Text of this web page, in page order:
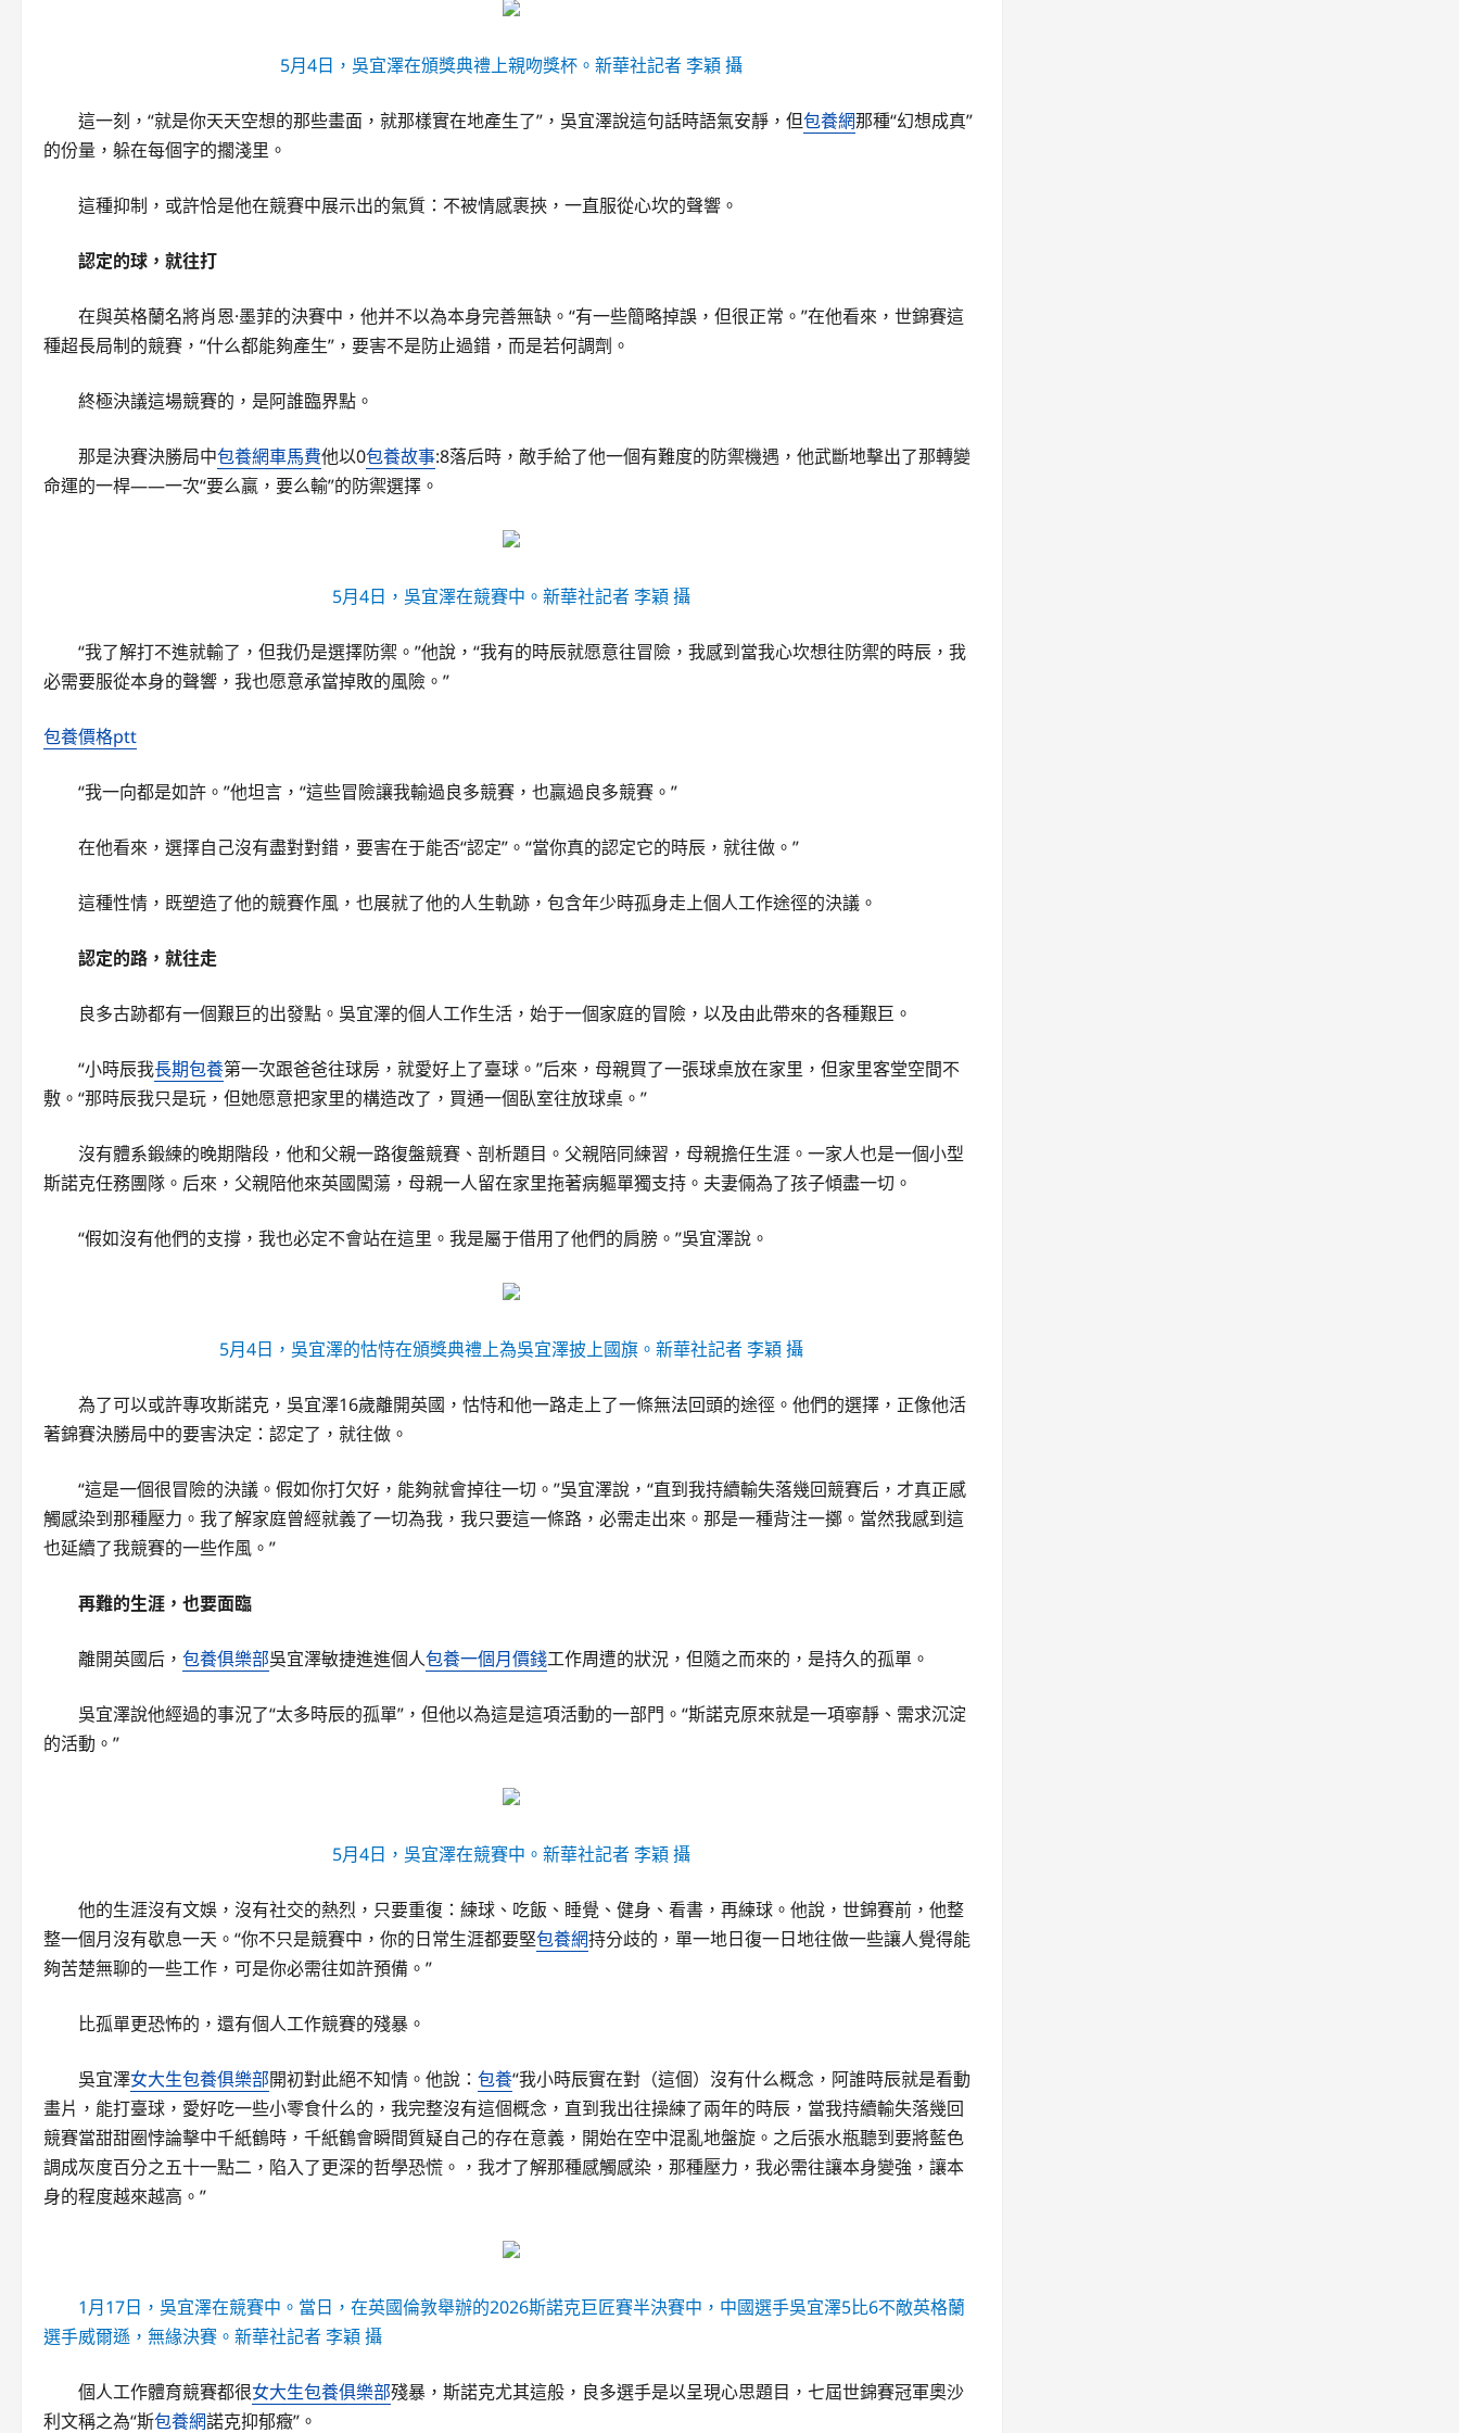
5月4日，吳宜澤在頒獎典禮上親吻獎杯。新華社記者 李穎 攝
這一刻，“就是你天天空想的那些畫面，就那樣實在地產生了”，吳宜澤說這句話時語氣安靜，但包養網那種“幻想成真”
的份量，躲在每個字的擱淺里。
這種抑制，或許恰是他在競賽中展示出的氣質：不被情感裹挾，一直服從心坎的聲響。
認定的球，就往打
在與英格蘭名將肖恩·墨菲的決賽中，他并不以為本身完善無缺。“有一些簡略掉誤，但很正常。”在他看來，世錦賽這
種超長局制的競賽，“什么都能夠產生”，要害不是防止過錯，而是若何調劑。
終極決議這場競賽的，是阿誰臨界點。
那是決賽決勝局中包養網車馬費他以0包養故事:8落后時，敵手給了他一個有難度的防禦機遇，他武斷地擊出了那轉變
命運的一桿——一次“要么贏，要么輸”的防禦選擇。
5月4日，吳宜澤在競賽中。新華社記者 李穎 攝
“我了解打不進就輸了，但我仍是選擇防禦。”他說，“我有的時辰就愿意往冒險，我感到當我心坎想往防禦的時辰，我
必需要服從本身的聲響，我也愿意承當掉敗的風險。”
包養價格ptt
“我一向都是如許。”他坦言，“這些冒險讓我輸過良多競賽，也贏過良多競賽。”
在他看來，選擇自己沒有盡對對錯，要害在于能否“認定”。“當你真的認定它的時辰，就往做。”
這種性情，既塑造了他的競賽作風，也展就了他的人生軌跡，包含年少時孤身走上個人工作途徑的決議。
認定的路，就往走
良多古跡都有一個艱巨的出發點。吳宜澤的個人工作生活，始于一個家庭的冒險，以及由此帶來的各種艱巨。
“小時辰我長期包養第一次跟爸爸往球房，就愛好上了臺球。”后來，母親買了一張球桌放在家里，但家里客堂空間不
敷。“那時辰我只是玩，但她愿意把家里的構造改了，買通一個臥室往放球桌。”
沒有體系鍛練的晚期階段，他和父親一路復盤競賽、剖析題目。父親陪同練習，母親擔任生涯。一家人也是一個小型
斯諾克任務團隊。后來，父親陪他來英國闖蕩，母親一人留在家里拖著病軀單獨支持。夫妻倆為了孩子傾盡一切。
“假如沒有他們的支撐，我也必定不會站在這里。我是屬于借用了他們的肩膀。”吳宜澤說。
5月4日，吳宜澤的怙恃在頒獎典禮上為吳宜澤披上國旗。新華社記者 李穎 攝
為了可以或許專攻斯諾克，吳宜澤16歲離開英國，怙恃和他一路走上了一條無法回頭的途徑。他們的選擇，正像他活
著錦賽決勝局中的要害決定：認定了，就往做。
“這是一個很冒險的決議。假如你打欠好，能夠就會掉往一切。”吳宜澤說，“直到我持續輸失落幾回競賽后，才真正感
觸感染到那種壓力。我了解家庭曾經就義了一切為我，我只要這一條路，必需走出來。那是一種背注一擲。當然我感到這
也延續了我競賽的一些作風。”
再難的生涯，也要面臨
離開英國后， 包養俱樂部吳宜澤敏捷進進個人包養一個月價錢工作周遭的狀況，但隨之而來的，是持久的孤單。
吳宜澤說他經過的事況了“太多時辰的孤單”，但他以為這是這項活動的一部門。“斯諾克原來就是一項寧靜、需求沉淀
的活動。”
5月4日，吳宜澤在競賽中。新華社記者 李穎 攝
他的生涯沒有文娛，沒有社交的熱烈，只要重復：練球、吃飯、睡覺、健身、看書，再練球。他說，世錦賽前，他整
整一個月沒有歇息一天。“你不只是競賽中，你的日常生涯都要堅包養網持分歧的，單一地日復一日地往做一些讓人覺得能
夠苦楚無聊的一些工作，可是你必需往如許預備。”
比孤單更恐怖的，還有個人工作競賽的殘暴。
吳宜澤女大生包養俱樂部開初對此絕不知情。他說： 包養“我小時辰實在對（這個）沒有什么概念，阿誰時辰就是看動
畫片，能打臺球，愛好吃一些小零食什么的，我完整沒有這個概念，直到我出往操練了兩年的時辰，當我持續輸失落幾回
競賽當甜甜圈悖論擊中千紙鶴時，千紙鶴會瞬間質疑自己的存在意義，開始在空中混亂地盤旋。之后張水瓶聽到要將藍色
調成灰度百分之五十一點二，陷入了更深的哲學恐慌。，我才了解那種感觸感染，那種壓力，我必需往讓本身變強，讓本
身的程度越來越高。”
1月17日，吳宜澤在競賽中。當日，在英國倫敦舉辦的2026斯諾克巨匠賽半決賽中，中國選手吳宜澤5比6不敵英格蘭
選手威爾遜，無緣決賽。新華社記者 李穎 攝
個人工作體育競賽都很女大生包養俱樂部殘暴，斯諾克尤其這般，良多選手是以呈現心思題目，七屆世錦賽冠軍奧沙
利文稱之為“斯包養網諾克抑郁癥”。